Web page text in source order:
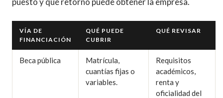
VÍA DE
FINANCIACIÓN
QUÉ PUEDE
CUBRIR
QUÉ REVISAR
Beca pública
Matrícula,
cuantías fijas o
variables.
Requisitos
académicos,
renta y
oficialidad del